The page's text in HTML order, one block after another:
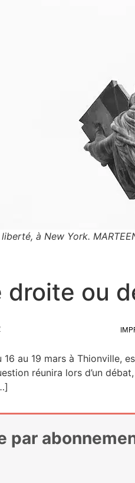
à New York.
ou
au 19 mars à Thion­ville,
réuni­ra lors d’un
par